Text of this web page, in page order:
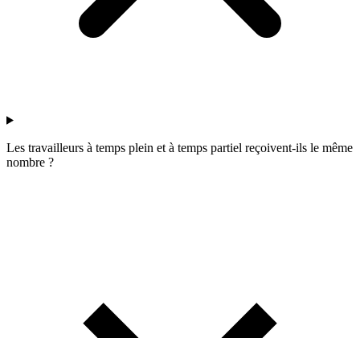
Les travailleurs à temps plein et à temps partiel reçoivent-ils le même
nombre ?